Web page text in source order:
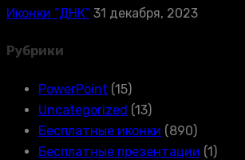
Иконки “ДНК” 31 декабря, 2023
Рубрики
PowerPoint (15)
Uncategorized (13)
Бесплатные иконки (890)
Бесплатные презентации (1)